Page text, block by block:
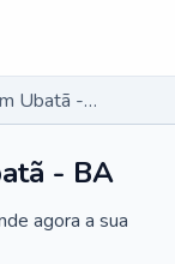
Pneumologista em Ubatã - BA
- BA
agora a sua